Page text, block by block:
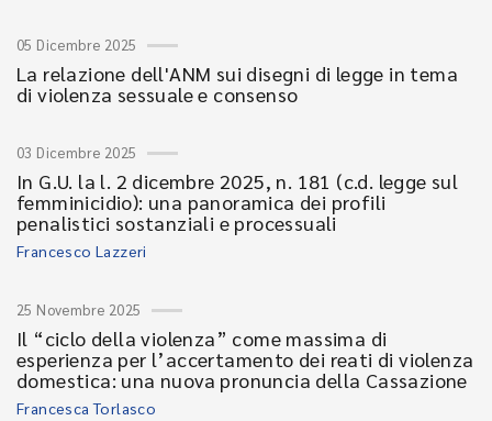
05 Dicembre 2025
La relazione dell'ANM sui disegni di legge in tema
di violenza sessuale e consenso
03 Dicembre 2025
In G.U. la l. 2 dicembre 2025, n. 181 (c.d. legge sul
femminicidio): una panoramica dei profili
penalistici sostanziali e processuali
Francesco Lazzeri
25 Novembre 2025
Il “ciclo della violenza” come massima di
esperienza per l’accertamento dei reati di violenza
domestica: una nuova pronuncia della Cassazione
Francesca Torlasco